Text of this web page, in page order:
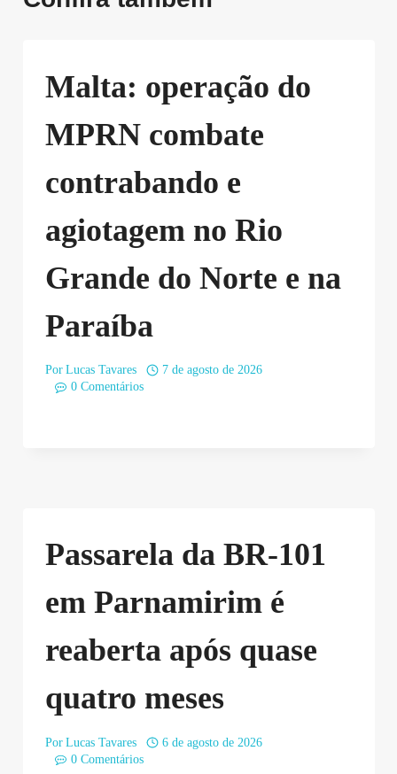
Malta: operação do
MPRN combate
contrabando e
agiotagem no Rio
Grande do Norte e na
Paraíba
Por Lucas Tavares
7 de agosto de 2026
0 Comentários
Passarela da BR-101
em Parnamirim é
reaberta após quase
quatro meses
Por Lucas Tavares
6 de agosto de 2026
0 Comentários